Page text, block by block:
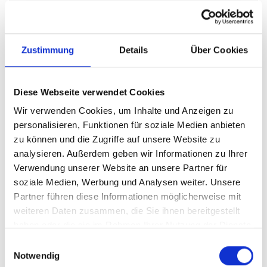
Zustimmung Details Über Cookies
Diese Webseite verwendet Cookies
Wir verwenden Cookies, um Inhalte und Anzeigen zu
personalisieren, Funktionen für soziale Medien anbieten
zu können und die Zugriffe auf unsere Website zu
analysieren. Außerdem geben wir Informationen zu Ihrer
Verwendung unserer Website an unsere Partner für
soziale Medien, Werbung und Analysen weiter. Unsere
Partner führen diese Informationen möglicherweise mit
weiteren Daten zusammen, die Sie ihnen bereitgestellt
Notwendig
VERMIETET
Hübsche Altbauwohnung zur Miete, im
Sommerbadviertel
Erdgeschosswohnung
100 m²
4